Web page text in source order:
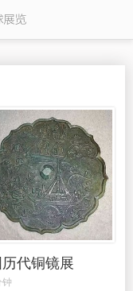
代铜镜展